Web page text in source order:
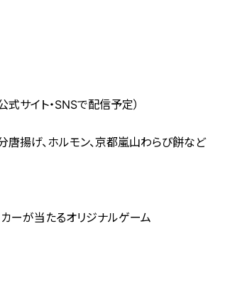
イト・SNSで配信予定）
唐揚げ、ホルモン、京都嵐山わらび餅など
が当たるオリジナルゲーム